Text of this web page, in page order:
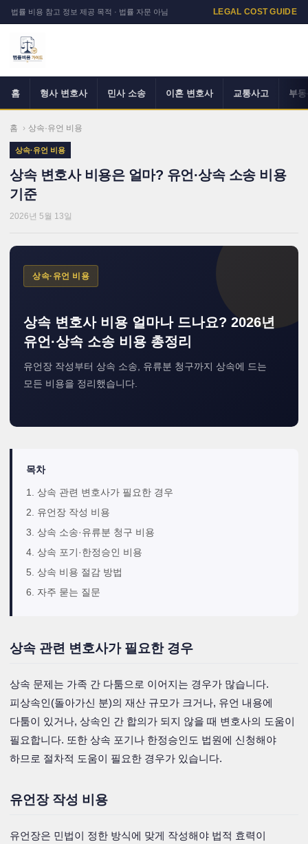
법률 비용 참고 정보 제공 목적 · 법률 자문 아님 LEGAL COST GUIDE
홈 형사 변호사 민사 소송 이혼 변호사 교통사고 부
홈 › 상속·유언 비용
상속·유언 비용
상속 변호사 비용은 얼마? 유언·상속 소송 비용
기준
2026년 5월 13일
상속·유언 비용
상속 변호사 비용 얼마나 드나요? 2026년
유언·상속 소송 비용 총정리
유언장 작성부터 상속 소송, 유류분 청구까지 상속에 드는
모든 비용을 정리했습니다.
목차
1. 상속 관련 변호사가 필요한 경우
2. 유언장 작성 비용
3. 상속 소송·유류분 청구 비용
4. 상속 포기·한정승인 비용
5. 상속 비용 절감 방법
6. 자주 묻는 질문
상속 관련 변호사가 필요한 경우
상속 문제는 가족 간 다툼으로 이어지는 경우가 많습니다.
피상속인(돌아가신 분)의 재산 규모가 크거나, 유언 내용에
다툼이 있거나, 상속인 간 합의가 되지 않을 때 변호사의 도움이
필요합니다. 또한 상속 포기나 한정승인도 법원에 신청해야
하므로 절차적 도움이 필요한 경우가 있습니다.
유언장 작성 비용
유언장은 민법이 정한 방식에 맞게 작성해야 법적 효력이